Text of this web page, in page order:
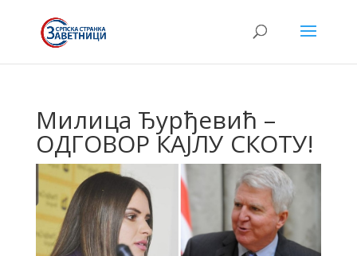
Милица Ђурђевић –
ОДГОВОР КАЈЛУ СКОТУ!